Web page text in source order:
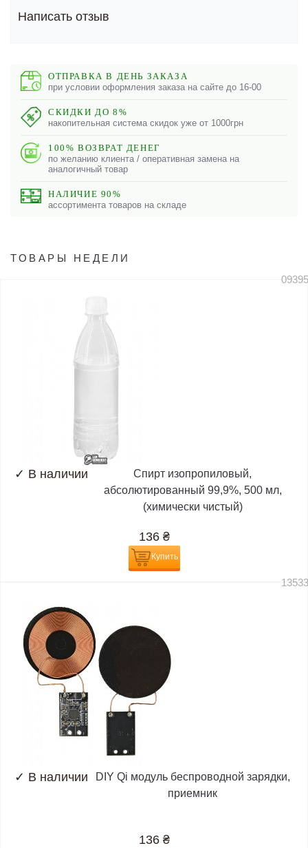
Написать отзыв
ОТПРАВКА В ДЕНЬ ЗАКАЗА
при условии оформления заказа на сайте до 16-00
СКИДКИ ДО 8%
накопительная система скидок уже от 1000грн
100% ВОЗВРАТ ДЕНЕГ
по желанию клиента / оперативная замена на
аналогичный товар
НАЛИЧИЕ 90%
ассортимента товаров на складе
ТОВАРЫ НЕДЕЛИ
✓ В наличии
Спирт изопропиловый,
абсолютированный 99,9%, 500 мл,
(химически чистый)
136 ₴
Купить
✓ В наличии
DIY Qi модуль беспроводной зарядки,
приемник
136 ₴